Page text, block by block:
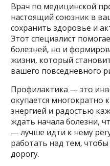
Врач по медицинской
настоящий союзник в
сохранить здоровье и
Этот специалист
болезней, но и
жизни, который
вашего повседневного
Профилактика — это
окупается многократно
энергией и радостью
ждать начала болезни,
— лучше идти к нему
работать над тем,
дорогу.